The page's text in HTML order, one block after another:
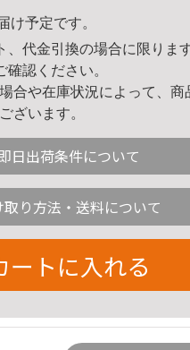
け予定です。
、代金引換の場合に限りま
確認ください。
合や在庫状況によって、商
ざいます。
日出荷条件について
取り方法・送料について
ートに入れる